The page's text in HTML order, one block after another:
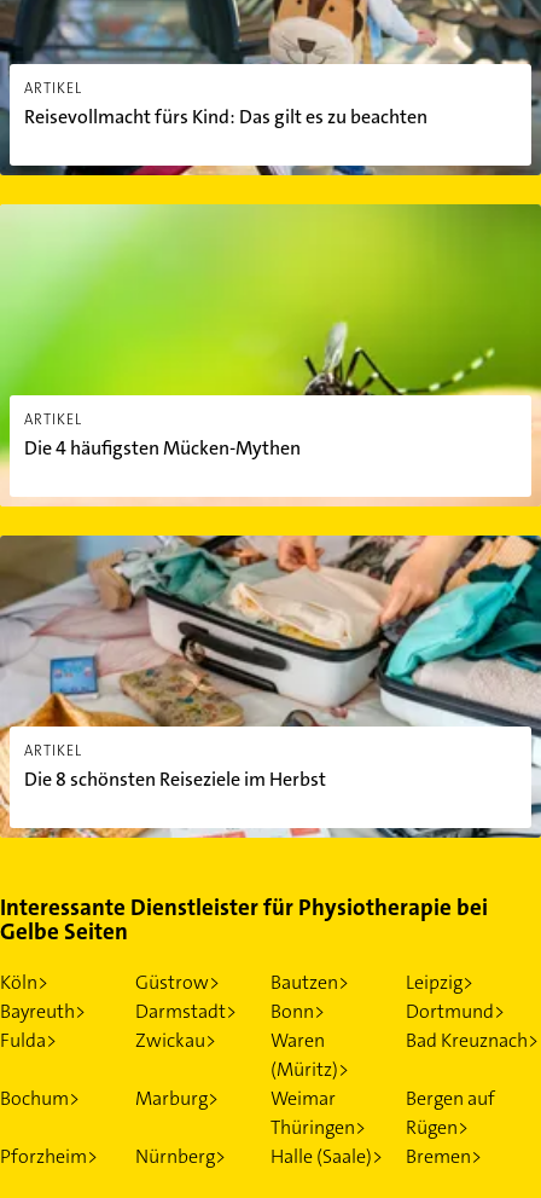
ARTIKEL
Reisevollmacht fürs Kind: Das gilt es zu beachten
ARTIKEL
Die 4 häufigsten Mücken-Mythen
Die 4 häufigsten Mücken-Mythen
ARTIKEL
Die 8 schönsten Reiseziele im Herbst
Die 8 schönsten Reiseziele im Herbst
Interessante Dienstleister für Physiotherapie bei
Gelbe Seiten
Köln> Güstrow> Bautzen>
Leipzig>
Bayreuth>
Darmstadt> Bonn>
Dortmund>
Fulda>
Zwickau>
Waren
(Müritz)>
Bad Kreuznach>
Bochum> Marburg>
Weimar
Thüringen>
Bergen auf
Rügen>
Pforzheim>
Nürnberg> Halle (Saale)> Bremen>